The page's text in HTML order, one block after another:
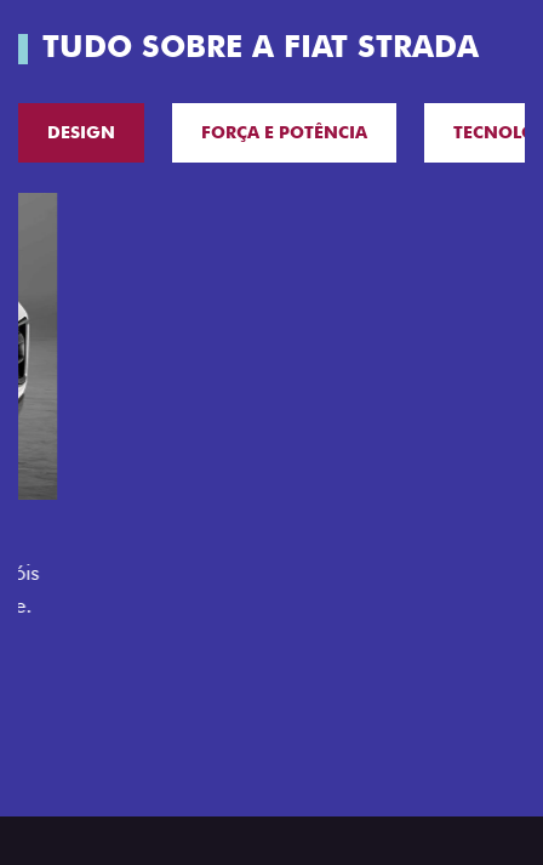
TUDO SOBRE A FIAT STRADA
DESIGN FORÇA E POTÊNCIA
PORTAS
Todo mundo pode viajar confortável na Fiat Strada,